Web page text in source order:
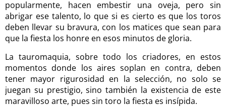
popularmente, hacen embestir una oveja, pero sin
abrigar ese talento, lo que si es cierto es que los toros
deben llevar su bravura, con los matices que sean para
que la fiesta los honre en esos minutos de gloria.
La tauromaquia, sobre todo los criadores, en estos
momentos donde los aires soplan en contra, deben
tener mayor rigurosidad en la selección, no solo se
juegan su prestigio, sino también la existencia de este
maravilloso arte, pues sin toro la fiesta es insípida.